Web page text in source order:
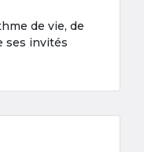
de vie, de
ses invités